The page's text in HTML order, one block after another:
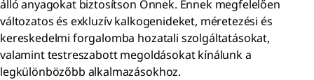
álló anyagokat biztosítson Önnek. Ennek megfelelően
változatos és exkluzív kalkogenideket, méretezési és
kereskedelmi forgalomba hozatali szolgáltatásokat,
valamint testreszabott megoldásokat kínálunk a
legkülönbözőbb alkalmazásokhoz.